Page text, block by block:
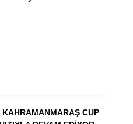
KAHRAMANMARAŞ CUP